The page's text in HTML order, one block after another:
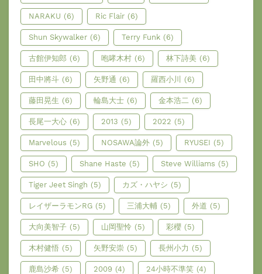
NARAKU (6) Ric Flair (6)
Shun Skywalker (6) Terry Funk (6)
古館伊知郎 (6) 咆哮木村 (6) 林下詩美 (6)
田中將斗 (6) 矢野通 (6) 羅西小川 (6)
藤田晃生 (6) 輪島大士 (6) 金本浩二 (6)
長尾一大心 (6) 2013 (5) 2022 (5)
Marvelous (5) NOSAWA論外 (5) RYUSEI (5)
SHO (5) Shane Haste (5) Steve Williams (5)
Tiger Jeet Singh (5) カズ・ハヤシ (5)
レイザーラモンRG (5) 三浦大輔 (5) 外道 (5)
大向美智子 (5) 山岡聖怜 (5) 彩櫻 (5)
木村健悟 (5) 矢野安崇 (5) 長州小力 (5)
鹿島沙希 (5) 2009 (4) 24小時不準笑 (4)